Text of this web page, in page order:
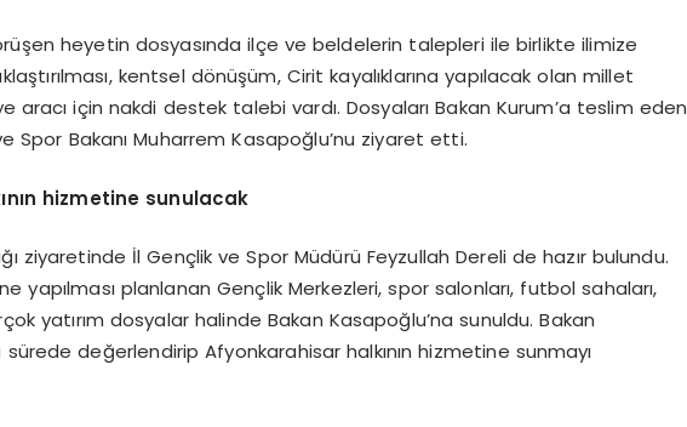
heyetin dosyasında ilçe ve beldelerin talepleri ile birlikte ilimize
kentsel dönüşüm, Cirit kayalıklarına yapılacak olan millet
aracı için nakdi destek talebi vardı. Dosyaları Bakan Kurum’a teslim eden
Spor Bakanı Muharrem Kasapoğlu’nu ziyaret etti.
hizmetine sunulacak
ziyaretinde İl Gençlik ve Spor Müdürü Feyzullah Dereli de hazır bulundu.
yapılması planlanan Gençlik Merkezleri, spor salonları, futbol sahaları,
yatırım dosyalar halinde Bakan Kasapoğlu’na sunuldu. Bakan
değerlendirip Afyonkarahisar halkının hizmetine sunmayı